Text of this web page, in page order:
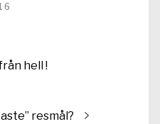
hell !
resmål?